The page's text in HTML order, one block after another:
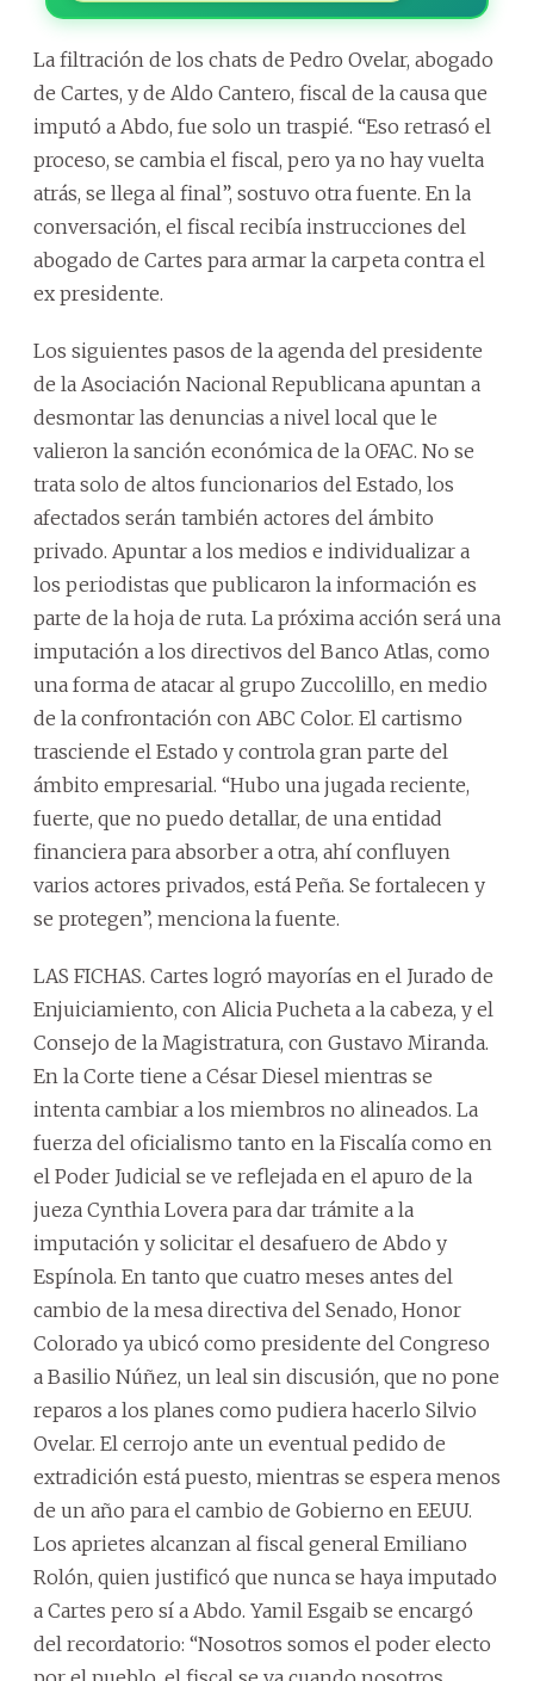
La filtración de los chats de Pedro Ovelar, abogado
de Cartes, y de Aldo Cantero, fiscal de la causa que
imputó a Abdo, fue solo un traspié. “Eso retrasó el
proceso, se cambia el fiscal, pero ya no hay vuelta
atrás, se llega al final”, sostuvo otra fuente. En la
conversación, el fiscal recibía instrucciones del
abogado de Cartes para armar la carpeta contra el
ex presidente.
Los siguientes pasos de la agenda del presidente
de la Asociación Nacional Republicana apuntan a
desmontar las denuncias a nivel local que le
valieron la sanción económica de la OFAC. No se
trata solo de altos funcionarios del Estado, los
afectados serán también actores del ámbito
privado. Apuntar a los medios e individualizar a
los periodistas que publicaron la información es
parte de la hoja de ruta. La próxima acción será una
imputación a los directivos del Banco Atlas, como
una forma de atacar al grupo Zuccolillo, en medio
de la confrontación con ABC Color. El cartismo
trasciende el Estado y controla gran parte del
ámbito empresarial. “Hubo una jugada reciente,
fuerte, que no puedo detallar, de una entidad
financiera para absorber a otra, ahí confluyen
varios actores privados, está Peña. Se fortalecen y
se protegen”, menciona la fuente.
LAS FICHAS. Cartes logró mayorías en el Jurado de
Enjuiciamiento, con Alicia Pucheta a la cabeza, y el
Consejo de la Magistratura, con Gustavo Miranda.
En la Corte tiene a César Diesel mientras se
intenta cambiar a los miembros no alineados. La
fuerza del oficialismo tanto en la Fiscalía como en
el Poder Judicial se ve reflejada en el apuro de la
jueza Cynthia Lovera para dar trámite a la
imputación y solicitar el desafuero de Abdo y
Espínola. En tanto que cuatro meses antes del
cambio de la mesa directiva del Senado, Honor
Colorado ya ubicó como presidente del Congreso
a Basilio Núñez, un leal sin discusión, que no pone
reparos a los planes como pudiera hacerlo Silvio
Ovelar. El cerrojo ante un eventual pedido de
extradición está puesto, mientras se espera menos
de un año para el cambio de Gobierno en EEUU.
Los aprietes alcanzan al fiscal general Emiliano
Rolón, quien justificó que nunca se haya imputado
a Cartes pero sí a Abdo. Yamil Esgaib se encargó
del recordatorio: “Nosotros somos el poder electo